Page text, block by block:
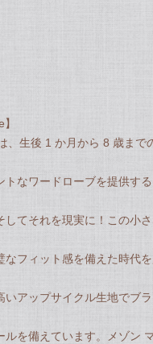
、生後 1 か月から 8 歳まで
トなワードローブを提供す
してそれを現実に！この小
なフィット感を備えた時代を
いアップサイクル生地でブ
ルを備えています。メゾン